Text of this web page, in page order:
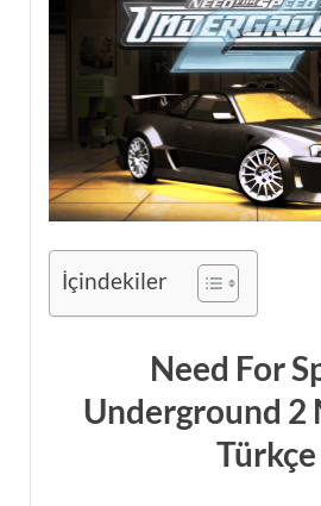
İçindekiler
Need For
Underground 2
Türkçe